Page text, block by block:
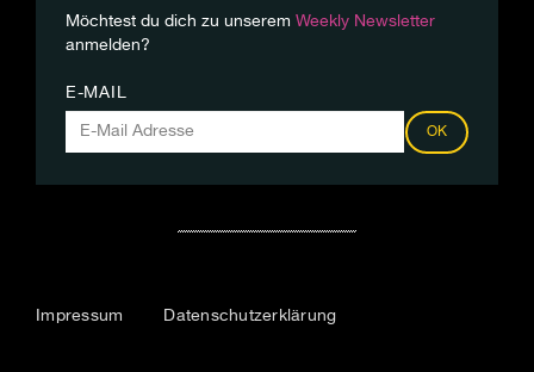
Möchtest du dich zu unserem Weekly Newsletter
anmelden?
E-MAIL
OK
Impressum Datenschutzerklärung